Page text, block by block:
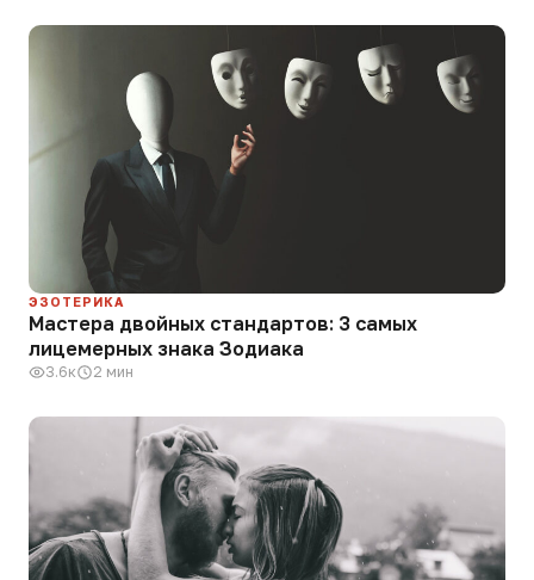
ЭЗОТЕРИКА
Мастера двойных стандартов: 3 самых
лицемерных знака Зодиака
3.6к 2 мин